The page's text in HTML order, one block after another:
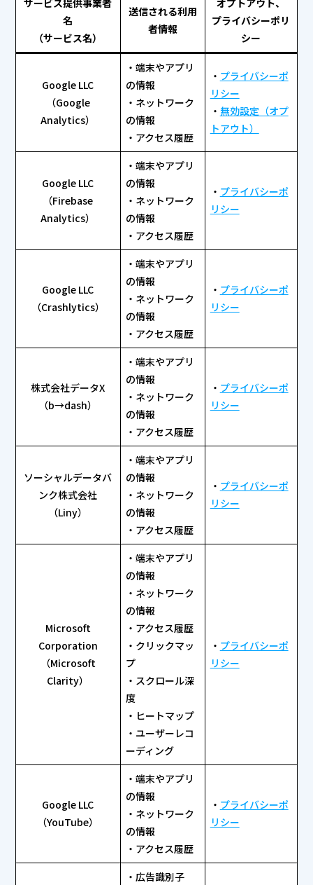
サービス提供事業者
名
（サービス名）
送信される利用
者情報
オプトアウト、
プライバシーポリ
シー
Google LLC
（Google
Analytics）
・端末やアプリ
の情報
・ネットワーク
の情報
・アクセス履歴
・ プライバシーポ
リシー
・ 無効設定（オプ
トアウト）
Google LLC
（Firebase
Analytics）
・端末やアプリ
の情報
・ネットワーク
の情報
・アクセス履歴
・ プライバシーポ
リシー
Google LLC
（Crashlytics）
・端末やアプリ
の情報
・ネットワーク
の情報
・アクセス履歴
・ プライバシーポ
リシー
株式会社データX
（b→dash）
・端末やアプリ
の情報
・ネットワーク
の情報
・アクセス履歴
・ プライバシーポ
リシー
ソーシャルデータバ
ンク株式会社
（Liny）
・端末やアプリ
の情報
・ネットワーク
の情報
・アクセス履歴
・ プライバシーポ
リシー
Microsoft
Corporation
（Microsoft
Clarity）
・端末やアプリ
の情報
・ネットワーク
の情報
・アクセス履歴
・クリックマッ
プ
・スクロール深
度
・ヒートマップ
・ユーザーレコ
ーディング
・ プライバシーポ
リシー
Google LLC
（YouTube）
・端末やアプリ
の情報
・ネットワーク
の情報
・アクセス履歴
・ プライバシーポ
リシー
・広告識別子